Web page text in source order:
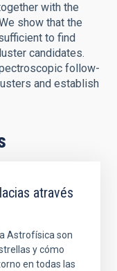
with the
show that the
to find
candidates.
follow-
and establish
através
Astrofísica son
y cómo
en todas las